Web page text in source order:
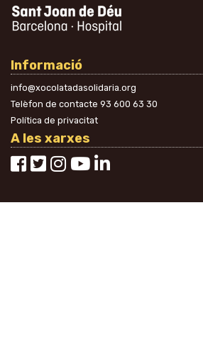
Informació
info@xocolatadasolidaria.org
Telèfon de contacte 93 600 63 30
Política de privacitat
A les xarxes